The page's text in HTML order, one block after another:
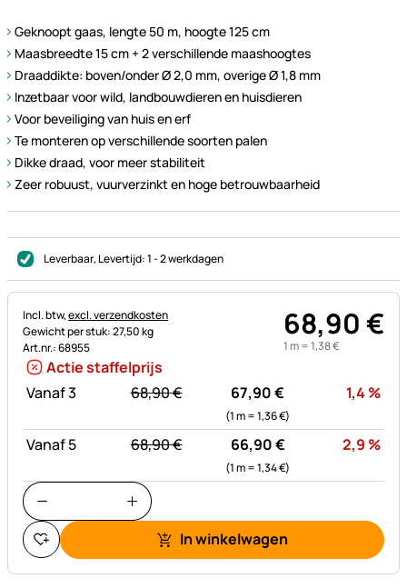
Geknoopt gaas, lengte 50 m, hoogte 125 cm
Maasbreedte 15 cm + 2 verschillende maashoogtes
Draaddikte: boven/onder Ø 2,0 mm, overige Ø 1,8 mm
Inzetbaar voor wild, landbouwdieren en huisdieren
Voor beveiliging van huis en erf
Te monteren op verschillende soorten palen
Dikke draad, voor meer stabiliteit
Zeer robuust, vuurverzinkt en hoge betrouwbaarheid
Leverbaar, Levertijd:1 - 2 werkdagen
Belastinginformatie:
Incl. btw,excl. verzendkosten
Gewicht per stuk: 27,50 kg
Art.nr.: 68955
68,90€
1 m =1,38€
Actie staffelprijs
Vanaf 3
statt:
68,90€ 67,90€
(1 m =1,36€)
1,4 %
Vanaf 5 statt:
68,90€ 66,90€
(1 m =1,34€)
2,9 %
In winkelwagen